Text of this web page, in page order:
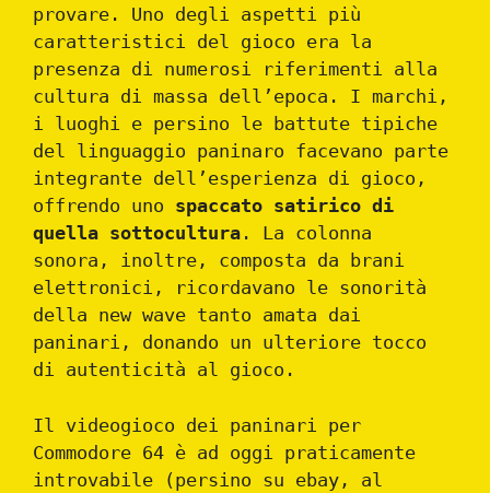
provare. Uno degli aspetti più
caratteristici del gioco era la
presenza di numerosi riferimenti alla
cultura di massa dell’epoca. I marchi,
i luoghi e persino le battute tipiche
del linguaggio paninaro facevano parte
integrante dell’esperienza di gioco,
offrendo uno spaccato satirico di
quella sottocultura . La colonna
sonora, inoltre, composta da brani
elettronici, ricordavano le sonorità
della new wave tanto amata dai
paninari, donando un ulteriore tocco
di autenticità al gioco.
Il videogioco dei paninari per
Commodore 64 è ad oggi praticamente
introvabile (persino su ebay, al